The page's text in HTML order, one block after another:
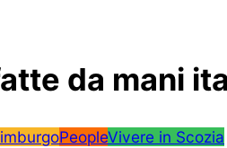
da mani
PeopleVivere in Scozia